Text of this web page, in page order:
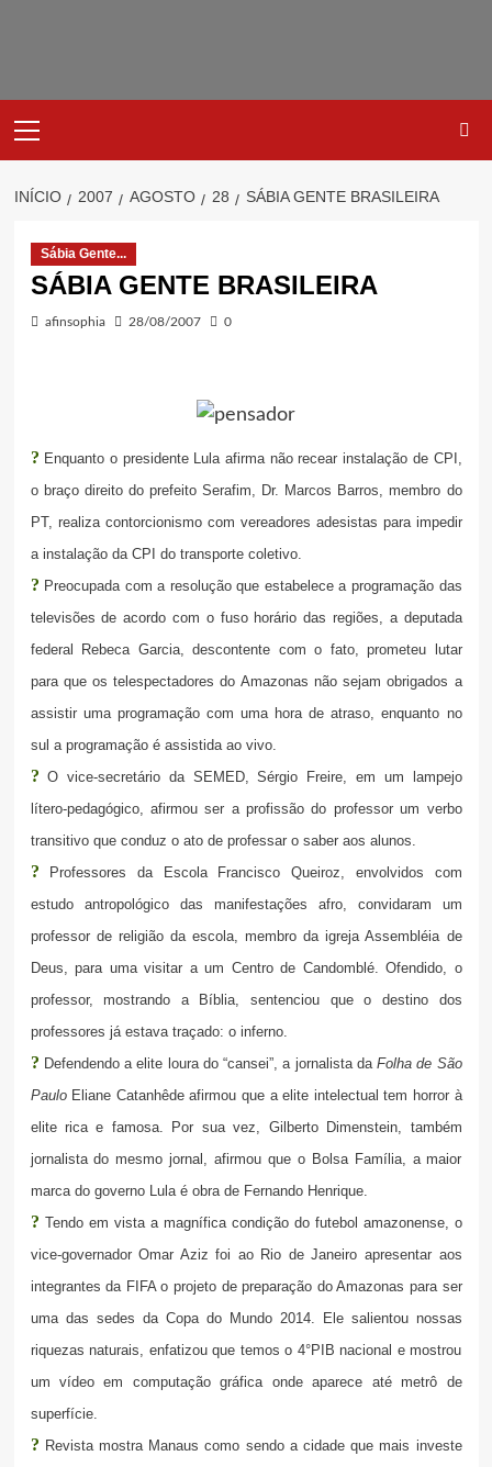
Menu
INÍCIO 2007 AGOSTO 28 SÁBIA GENTE BRASILEIRA
Sábia Gente...
SÁBIA GENTE BRASILEIRA
afinsophia 28/08/2007 0
? Enquanto o presidente Lula afirma não recear instalação de CPI,
o braço direito do prefeito Serafim, Dr. Marcos Barros, membro do
PT, realiza contorcionismo com vereadores adesistas para impedir
a instalação da CPI do transporte coletivo.
? Preocupada com a resolução que estabelece a programação das
televisões de acordo com o fuso horário das regiões, a deputada
federal Rebeca Garcia, descontente com o fato, prometeu lutar
para que os telespectadores do Amazonas não sejam obrigados a
assistir uma programação com uma hora de atraso, enquanto no
sul a programação é assistida ao vivo.
?O vice-secretário da SEMED, Sérgio Freire, em um lampejo
lítero-pedagógico, afirmou ser a profissão do professor um verbo
transitivo que conduz o ato de professar o saber aos alunos.
?
Professores da Escola Francisco Queiroz, envolvidos com
estudo antropológico das manifestações afro, convidaram um
professor de religião da escola, membro da igreja Assembléia de
Deus, para uma visitar a um Centro de Candomblé. Ofendido, o
professor, mostrando a Bíblia, sentenciou que o destino dos
professores já estava traçado: o inferno.
? Defendendo a elite loura do “cansei”, a jornalista da Folha de São
PauloEliane Catanhêde afirmou que a elite intelectual tem horror à
elite rica e famosa. Por sua vez, Gilberto Dimenstein, também
jornalista do mesmo jornal, afirmou que o Bolsa Família, a maior
marca do governo Lula é obra de Fernando Henrique.
? Tendo em vista a magnífica condição do futebol amazonense, o
vice-governador Omar Aziz foi ao Rio de Janeiro apresentar aos
integrantes da FIFA o projeto de preparação do Amazonas para ser
uma das sedes da Copa do Mundo 2014. Ele salientou nossas
riquezas naturais, enfatizou que temos o 4°PIB nacional e mostrou
um vídeo em computação gráfica onde aparece até metrô de
superfície.
? Revista mostra Manaus como sendo a cidade que mais investe